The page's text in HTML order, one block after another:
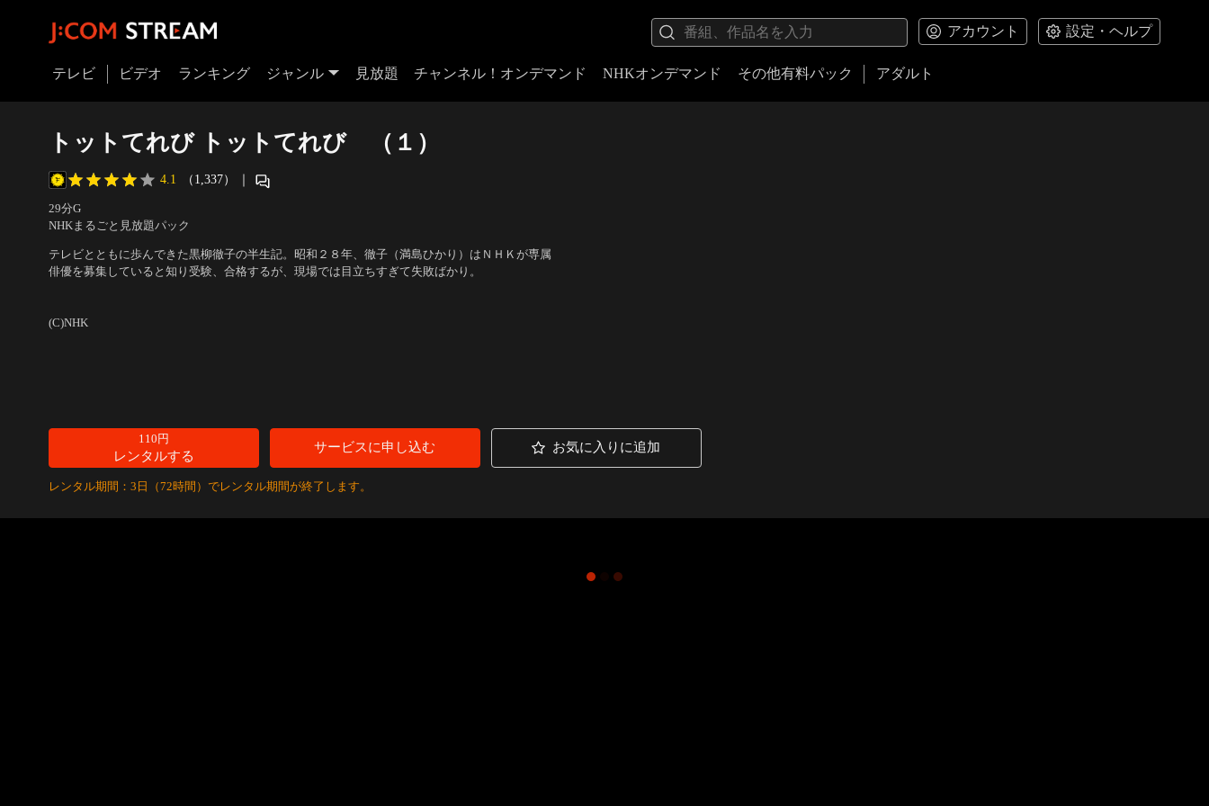
アカウント 設定・ヘルプ
テレビ ビデオ ランキング ジャンル 見放題 チャンネル！オンデマンド NHKオンデマンド その他有料パック アダルト
トットてれび トットてれび （１）
4.1 （1,337） ｜
29分G
NHKまるごと見放題パック
テレビとともに歩んできた黒柳徹子の半生記。昭和２８年、徹子（満島ひかり）はＮＨＫが専属
俳優を募集していると知り受験、合格するが、現場では目立ちすぎて失敗ばかり。
(C)NHK
110円
レンタルする
サービスに申し込む お気に入りに追加
レンタル期間：3日（72時間）でレンタル期間が終了します。